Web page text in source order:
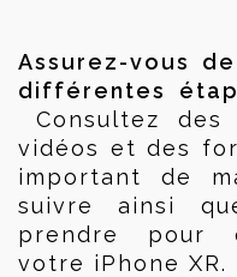
Assurez-vous
Consultez
vidéos et des
important de
suivre ainsi
prendre pour
votre iPhone XR.